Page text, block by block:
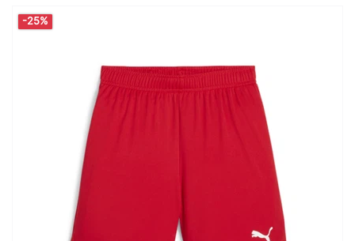
-25%